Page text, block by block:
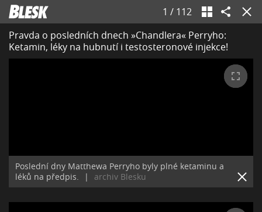
1 / 112
Pravda o posledních dnech »Chandlera« Perryho:
Ketamin, léky na hubnutí i testosteronové injekce!
Poslední dny Matthewa Perryho byly plné ketaminu a
léků na předpis.
| archiv Blesku